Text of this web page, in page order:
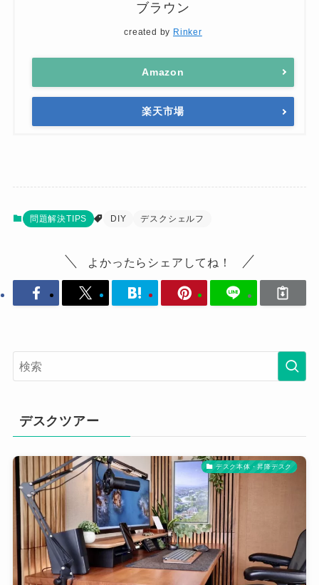
ブラウン
created by Rinker
Amazon
楽天市場
問題解決TIPS DIY デスクシェルフ
よかったらシェアしてね！
デスクツアー
デスク本体・昇降デスク